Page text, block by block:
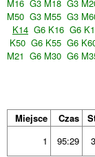
M16 G3 M18 G3
M50 G3 M55 G3
K14 G6 K16 G6
K50 G6 K55 G6
M21 G6 M30 G6
Miejsce Czas
1
95:29